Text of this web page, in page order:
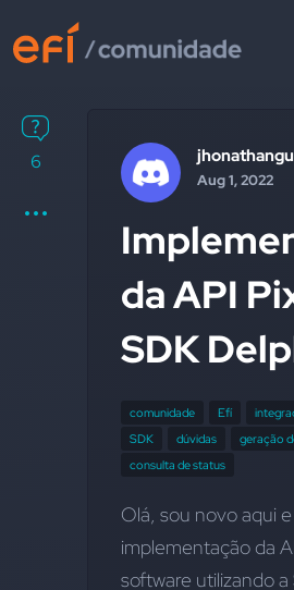
6
Aug 1, 2022
da API
SDK
comunidade Efí
SDK
dúvidas
geração
consulta de status
Olá, sou novo aqui
implementação da
software utilizando